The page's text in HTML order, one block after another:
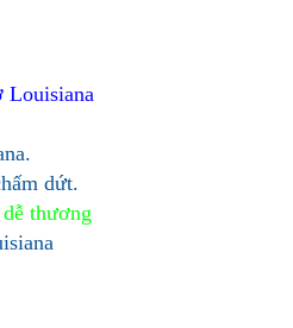
Louisiana
dứt.
thương